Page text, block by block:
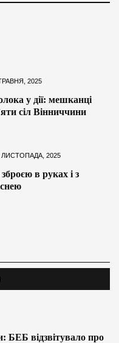
2025
у дії: мешканці
сіл Вінниччини
ЛИСТОПАДА, 2025
зброєю в руках і з
БЕБ відзвітувало про